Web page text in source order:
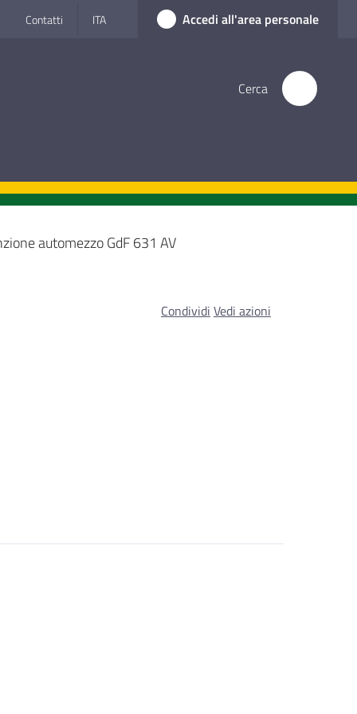
Contatti ITA Accedi all'area personale
Cerca
automezzo GdF 631 AV
Condividi Vedi azioni